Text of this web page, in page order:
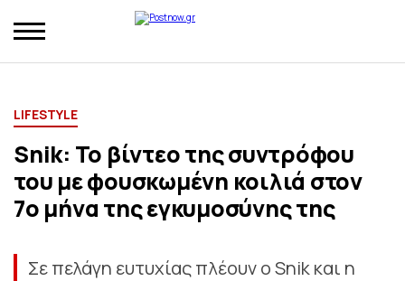
LIFESTYLE
Snik: Το βίντεο της συντρόφου
του με φουσκωμένη κοιλιά στον
7ο μήνα της εγκυμοσύνης της
Σε πελάγη ευτυχίας πλέουν ο Snik και η